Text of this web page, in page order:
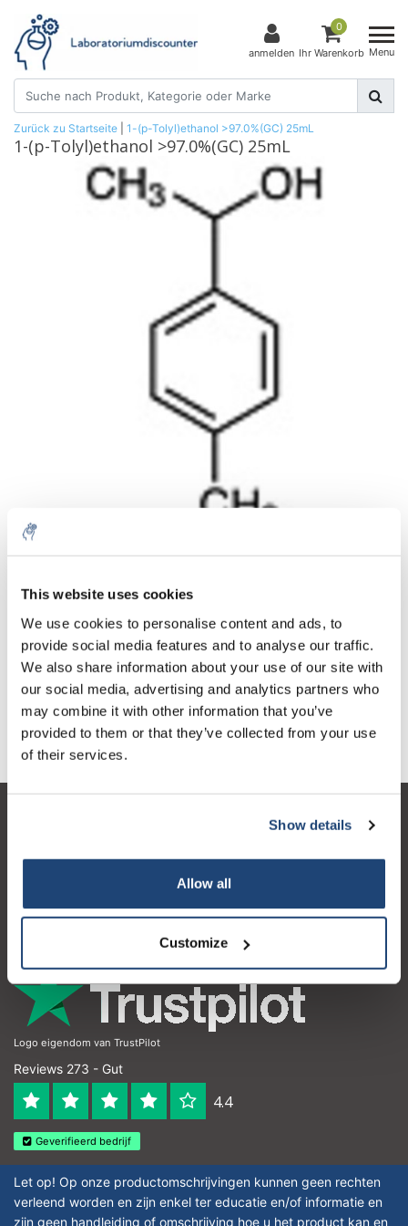
This website uses cookies
We use cookies to personalise content and ads, to
provide social media features and to analyse our traffic.
We also share information about your use of our site with
our social media, advertising and analytics partners who
may combine it with other information that you’ve
provided to them or that they’ve collected from your use
of their services.
Show details
Allow all
Customize
anmelden
0
Ihr Warenkorb Menu
Zurück zu Startseite 1-(p-Tolyl)ethanol >97.0%(GC) 25mL
1-(p-Tolyl)ethanol >97.0%(GC) 25mL
1 Stück exkl. MwSt.
€93,50
Inkl. MwSt.
Zum Warenkorb hinzufügen
Informationen
Mein Konto
Logo eigendom van TrustPilot
Reviews 273 - Gut
4.4
Geverifieerd bedrijf
Let op! Op onze productomschrijvingen kunnen geen rechten
verleend worden en zijn enkel ter educatie en/of informatie en
zijn geen handleiding of omschrijving hoe u het product kan en